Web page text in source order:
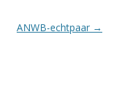
ANWB-echtpaar →